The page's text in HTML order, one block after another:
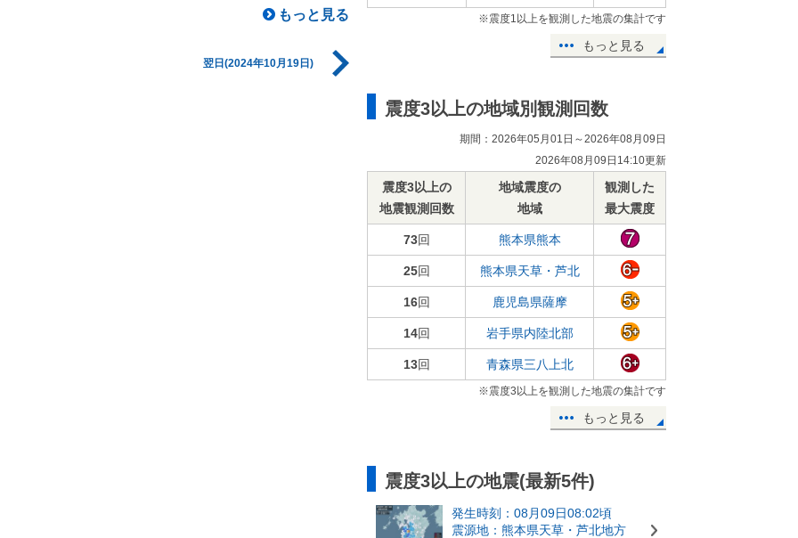
もっと見る
翌日(2024年10月19日)
※震度1以上を観測した地震の集計です
もっと見る
震度3以上の地域別観測回数
期間：2026年05月01日～2026年08月09日
2026年08月09日14:10更新
震度3以上の
地震観測回数
地域震度の
地域
観測した
最大震度
73回 熊本県熊本
25回 熊本県天草・芦北
16回 鹿児島県薩摩
14回 岩手県内陸北部
13回 青森県三八上北
※震度3以上を観測した地震の集計です
もっと見る
震度3以上の地震(最新5件)
発生時刻：08月09日08:02頃
震源地：熊本県天草・芦北地方